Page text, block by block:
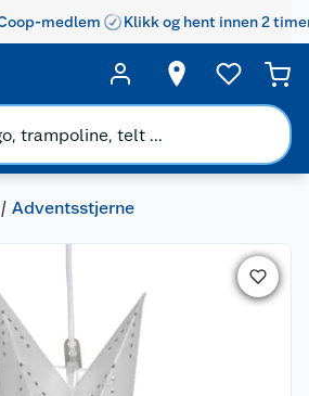
medlem Klikk og hent innen 2
Adventsstjerne